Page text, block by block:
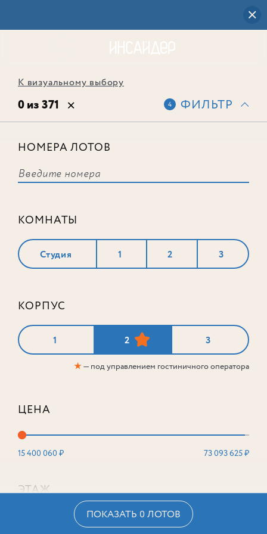
К визуальному выбору
0 из 371 4 ФИЛЬТР
НОМЕРА ЛОТОВ
КОМНАТЫ
Студия 1 2 3
КОРПУС
1 2 3
★— под управлением гостиничного оператора
ЦЕНА
15 400 060 ₽ 73 093 625 ₽
ЭТАЖ
ПОКАЗАТЬ 0 ЛОТОВ
соответствует ни одного лота